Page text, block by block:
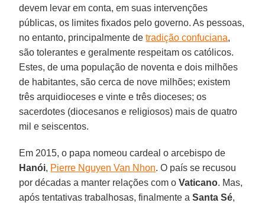
devem levar em conta, em suas intervenções
públicas, os limites fixados pelo governo. As pessoas,
no entanto, principalmente detradição confuciana,
são tolerantes e geralmente respeitam os católicos.
Estes, de uma população de noventa e dois milhões
de habitantes, são cerca de nove milhões; existem
três arquidioceses e vinte e três dioceses; os
sacerdotes (diocesanos e religiosos) mais de quatro
mil e seiscentos.
Em 2015, o papa nomeou cardeal o arcebispo de
Hanói, Pierre Nguyen Van Nhon. O país se recusou
por décadas a manter relações com oVaticano. Mas,
após tentativas trabalhosas, finalmente aSanta Sé,